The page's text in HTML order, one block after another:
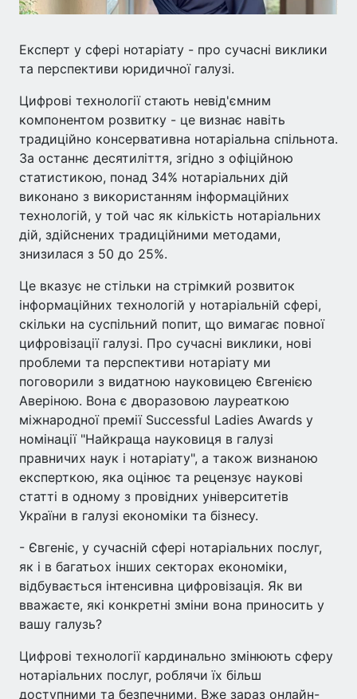
Експерт у сфері нотаріату - про сучасні виклики
та перспективи юридичної галузі.
Цифрові технології стають невід'ємним
компонентом розвитку - це визнає навіть
традиційно консервативна нотаріальна спільнота.
За останнє десятиліття, згідно з офіційною
статистикою, понад 34% нотаріальних дій
виконано з використанням інформаційних
технологій, у той час як кількість нотаріальних
дій, здійснених традиційними методами,
знизилася з 50 до 25%.
Це вказує не стільки на стрімкий розвиток
інформаційних технологій у нотаріальній сфері,
скільки на суспільний попит, що вимагає повної
цифровізації галузі. Про сучасні виклики, нові
проблеми та перспективи нотаріату ми
поговорили з видатною науковицею Євгенією
Аверіною. Вона є дворазовою лауреаткою
міжнародної премії Successful Ladies Awards у
номінації "Найкраща науковиця в галузі
правничих наук і нотаріату", а також визнаною
експерткою, яка оцінює та рецензує наукові
статті в одному з провідних університетів
України в галузі економіки та бізнесу.
- Євгеніє, у сучасній сфері нотаріальних послуг,
як і в багатьох інших секторах економіки,
відбувається інтенсивна цифровізація. Як ви
вважаєте, які конкретні зміни вона приносить у
вашу галузь?
Цифрові технології кардинально змінюють сферу
нотаріальних послуг, роблячи їх більш
доступними та безпечними. Вже зараз онлайн-